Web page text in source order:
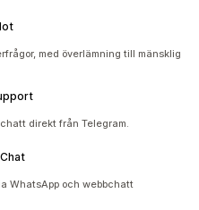
med överlämning till mänsklig
direkt från Telegram.
WhatsApp och webbchatt